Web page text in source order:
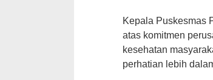
Kepala Puskesmas
atas komitmen
kesehatan
perhatian lebih